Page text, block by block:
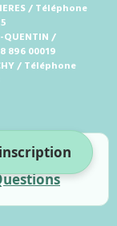
/ Téléphone
QUENTIN /
896 00019
/ Téléphone